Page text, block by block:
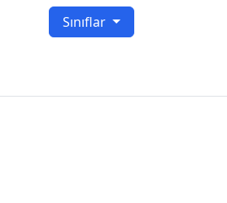
Sınıflar